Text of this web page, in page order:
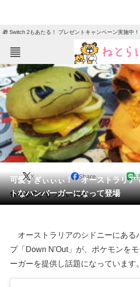
🎁 Switch 2もあたる！ プレゼントキャンペーン実施中！
ねとらぼメニュー
TOP ニュース
エンタメ クイズ
グルメ
住まい 教育・育児
動物 リサーチ
会員記事
メディア
スマホと通信の最新トレンド
可愛すぎぃぃぃ！ オーストラリア
トなハンバーガーになって登場
X Share
食べるのがもったいない。
オーストラリアのシドニーにある
プ「Down N'Out」が、ポケモンを
ーガーを提供し話題になっています。